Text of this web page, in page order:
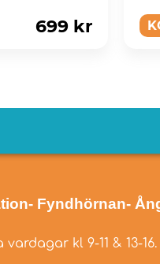
699 kr
- Fyndhörnan-
kl 9-11 & 13-16.